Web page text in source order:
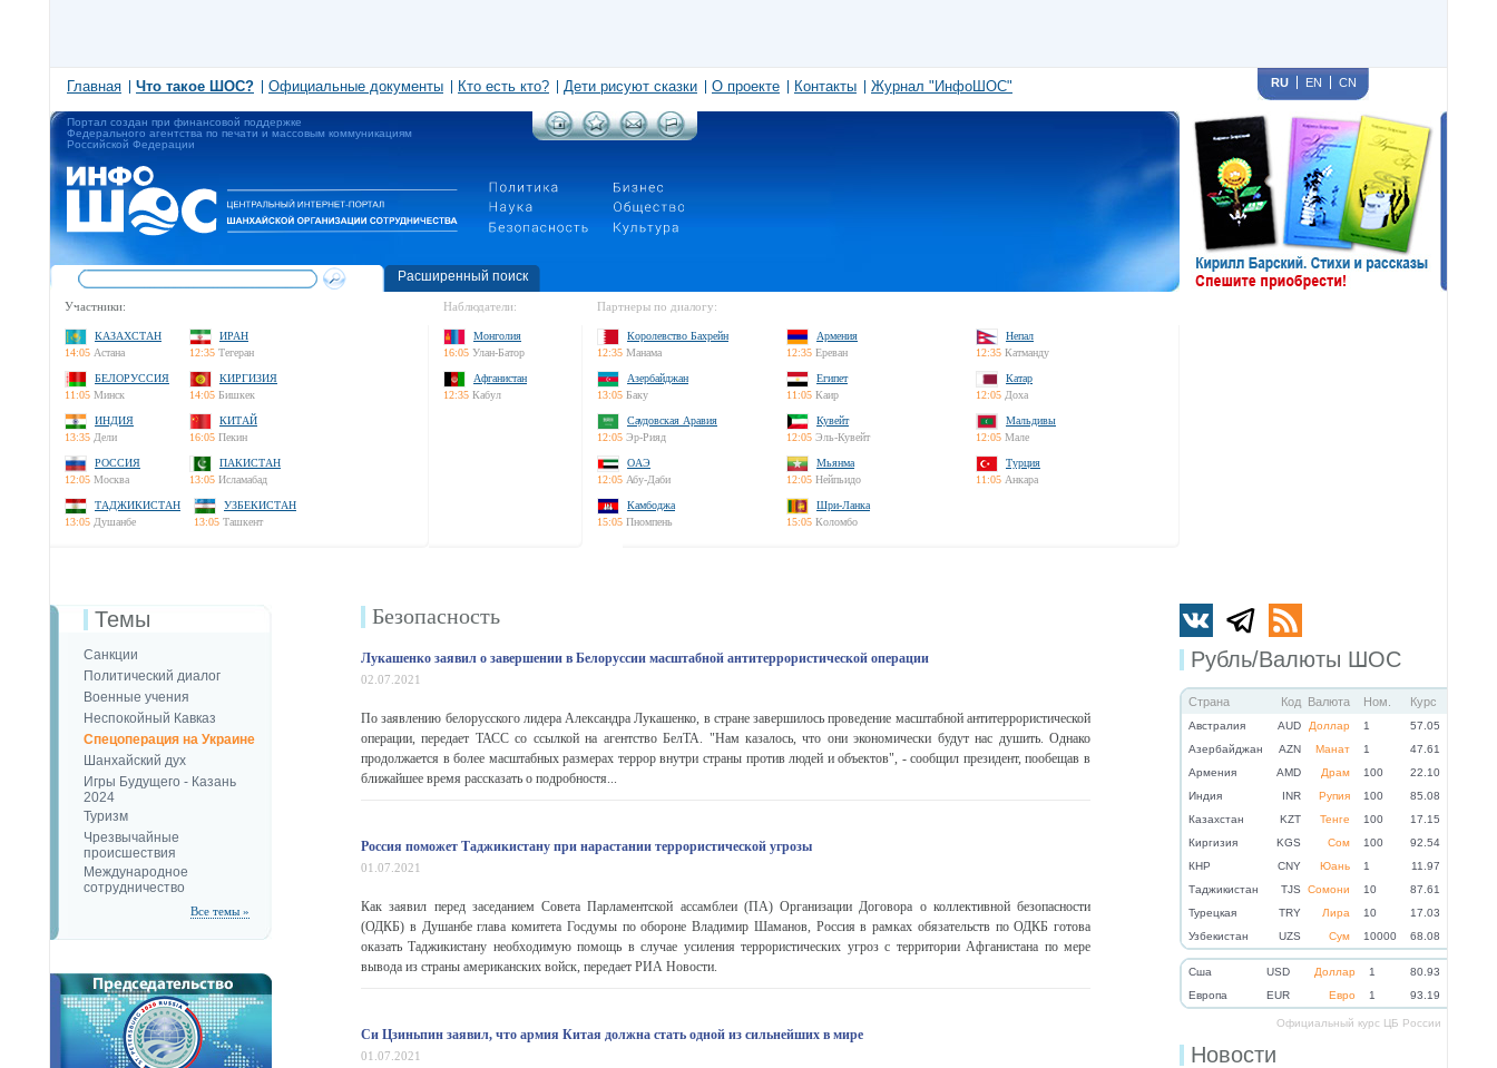
Главная Что такое ШОС? Официальные документы Кто есть кто? Дети рисуют сказки О проекте Контакты Журнал "ИнфоШОС" RU EN CN
Портал создан при финансовой поддержке
Федерального агентства по печати и массовым коммуникациям
Российской Федерации
Расширенный поиск
Участники:
КАЗАХСТАН
14:05 Астана
ИРАН
12:35 Тегеран
БЕЛОРУССИЯ
11:05 Минск
КИРГИЗИЯ
14:05 Бишкек
ИНДИЯ
13:35 Дели
КИТАЙ
16:05 Пекин
РОССИЯ
12:05 Москва
ПАКИСТАН
13:05 Исламабад
ТАДЖИКИСТАН
13:05 Душанбе
УЗБЕКИСТАН
13:05 Ташкент
Наблюдатели:
Монголия
16:05 Улан-Батор
Афганистан
12:35 Кабул
Партнеры по диалогу:
Королевство Бахрейн
12:35 Манама
Армения
12:35 Ереван
Непал
12:35 Катманду
Азербайджан
13:05 Баку
Египет
11:05 Каир
Катар
12:05 Доха
Саудовская Аравия
12:05 Эр-Рияд
Кувейт
12:05 Эль-Кувейт
Мальдивы
12:05 Мале
ОАЭ
12:05 Абу-Даби
Мьянма
12:05 Нейпьидо
Турция
11:05 Анкара
Камбоджа
15:05 Пномпень
Шри-Ланка
15:05 Коломбо
Рубль/Валюты ШОС
Страна Код Валюта Ном. Курс
Австралия AUD Доллар 1
57.05
Азербайджан
AZN Манат 1
47.61
Армения
AMD Драм 100
22.10
Индия
INR Рупия 100
85.08
Казахстан
KZT Тенге 100
17.15
Киргизия
KGS Сом 100
92.54
КНР
CNY Юань 1
11.97
Таджикистан
TJS Сомони 10
87.61
Турецкая
TRY Лира 10
17.03
Узбекистан
UZS Сум 10000 68.08
Cша USD Доллар 1
80.93
Eвропа
EUR Евро 1 93.19
Официальный курс ЦБ России
Новости
Темы
Санкции
Политический диалог
Военные учения
Неспокойный Кавказ
Спецоперация на Украине
Шанхайский дух
Игры Будущего - Казань
2024
Туризм
Чрезвычайные
происшествия
Международное
сотрудничество
Все темы »
Безопаcность
Лукашенко заявил о завершении в Белоруссии масштабной антитеррористической операции
02.07.2021
По заявлению белорусского лидера Александра Лукашенко, в стране завершилось проведение масштабной антитеррористической
операции, передает ТАСС со ссылкой на агентство БелТА. "Нам казалось, что они экономически будут нас душить. Однако
продолжается в более масштабных размерах террор внутри страны против людей и объектов", - сообщил президент, пообещав в
ближайшее время рассказать о подробностя...
Россия поможет Таджикистану при нарастании террористической угрозы
01.07.2021
Как заявил перед заседанием Совета Парламентской ассамблеи (ПА) Организации Договора о коллективной безопасности
(ОДКБ) в Душанбе глава комитета Госдумы по обороне Владимир Шаманов, Россия в рамках обязательств по ОДКБ готова
оказать Таджикистану необходимую помощь в случае усиления террористических угроз с территории Афганистана по мере
вывода из страны американских войск, передает РИА Новости.
Си Цзиньпин заявил, что армия Китая должна стать одной из сильнейших в мире
01.07.2021